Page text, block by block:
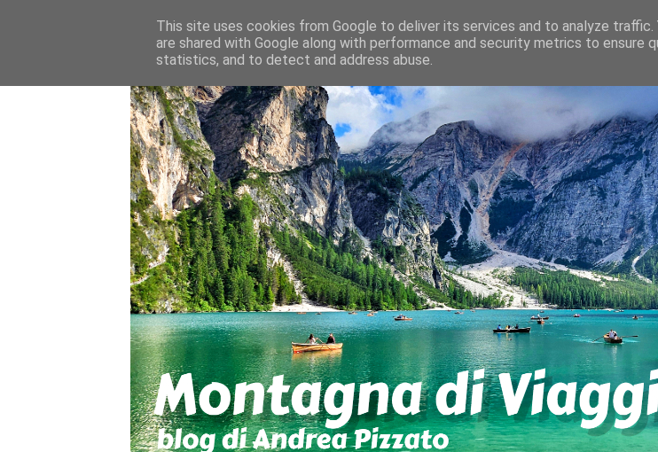
This site uses cookies from Google to deliver its services and to analyze traffic.
are shared with Google along with performance and security metrics to ensure
statistics, and to detect and address abuse.